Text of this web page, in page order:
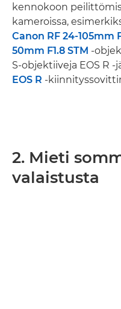
kennokoon
kameroissa,
Canon RF 24-105mm
50mm F1.8 STM -
S-objektiiveja EOS R
EOS R -
2. Mieti
valaistusta